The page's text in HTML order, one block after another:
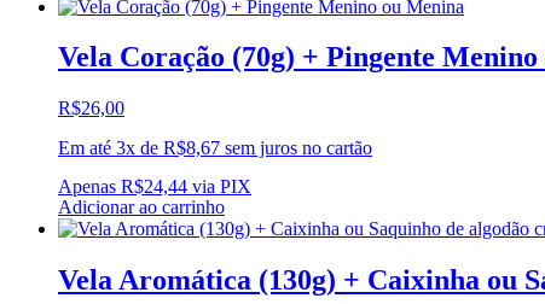
Vela Coração (70g) + Pingente
R$26,00
Em até 3x de R$8,67 sem juros no cartão
Apenas R$24,44 via PIX
Adicionar ao carrinho
Vela Aromática (130g) + Caixinha ou